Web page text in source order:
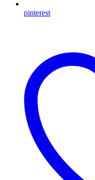
pinterest